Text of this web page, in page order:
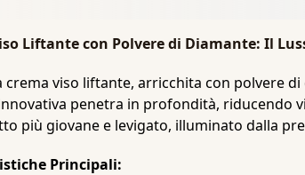
Liftante con Polvere di Diamante: Il
crema viso liftante, arricchita con polvere
penetra in profondità, riducendo
più giovane e levigato, illuminato dalla
Principali: